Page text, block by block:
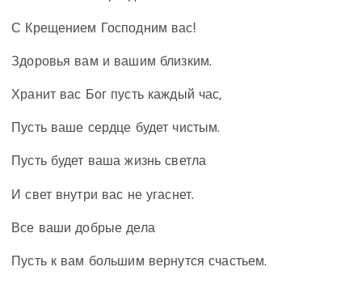
С Крещением Господним вас!
Здоровья вам и вашим близким.
Хранит вас Бог пусть каждый час,
Пусть ваше сердце будет чистым.
Пусть будет ваша жизнь светла
И свет внутри вас не угаснет.
Все ваши добрые дела
Пусть к вам большим вернутся счастьем.